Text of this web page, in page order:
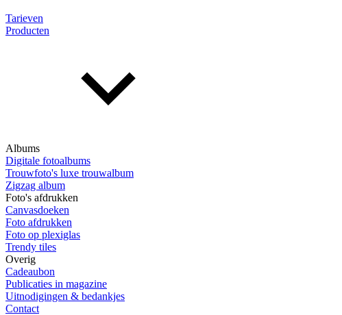
Tarieven
Producten
Albums
Digitale fotoalbums
Trouwfoto's luxe trouwalbum
Zigzag album
Foto's afdrukken
Canvasdoeken
Foto afdrukken
Foto op plexiglas
Trendy tiles
Overig
Cadeaubon
Publicaties in magazine
Uitnodigingen & bedankjes
Contact